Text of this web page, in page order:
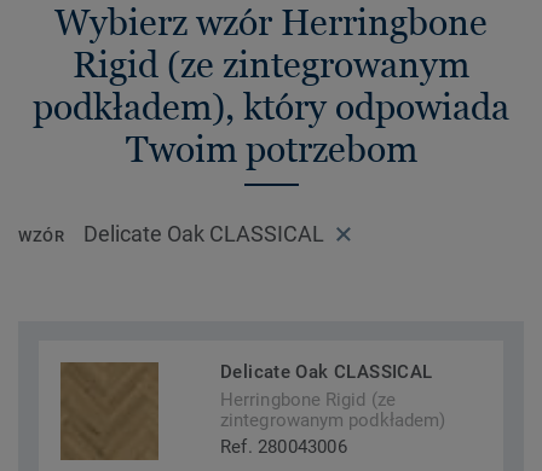
Wybierz wzór Herringbone
Rigid (ze zintegrowanym
podkładem), który odpowiada
Twoim potrzebom
WZÓR Delicate Oak CLASSICAL
Delicate Oak CLASSICAL
Herringbone Rigid (ze
zintegrowanym podkładem)
Ref. 280043006